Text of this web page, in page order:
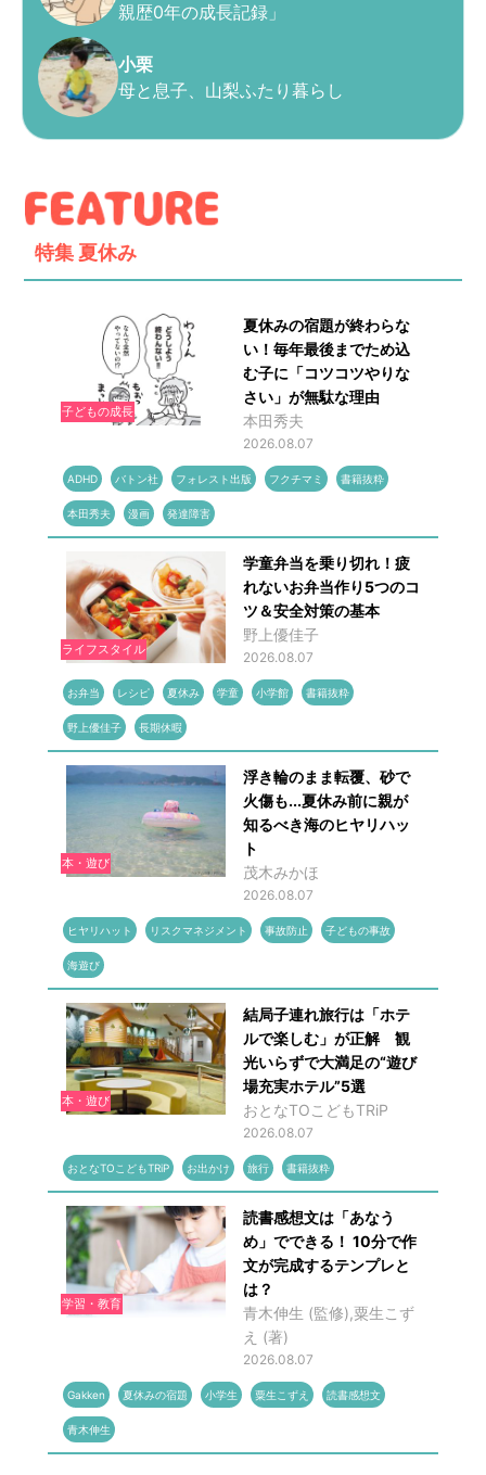
親歴0年の成長記録」
小栗
母と息子、山梨ふたり暮らし
特集 夏休み
子どもの成長
夏休みの宿題が終わらな
い！毎年最後までため込
む子に「コツコツやりな
さい」が無駄な理由
本田秀夫
2026.08.07
ADHD バトン社 フォレスト出版 フクチマミ 書籍抜粋
本田秀夫 漫画 発達障害
ライフスタイル
学童弁当を乗り切れ！疲
れないお弁当作り5つのコ
ツ＆安全対策の基本
野上優佳子
2026.08.07
お弁当 レシピ 夏休み 学童 小学館 書籍抜粋
野上優佳子 長期休暇
本・遊び
浮き輪のまま転覆、砂で
火傷も...夏休み前に親が
知るべき海のヒヤリハッ
ト
茂木みかほ
2026.08.07
ヒヤリハット リスクマネジメント 事故防止 子どもの事故
海遊び
本・遊び
結局子連れ旅行は「ホテ
ルで楽しむ」が正解 観
光いらずで大満足の“遊び
場充実ホテル”5選
おとなTOこどもTRiP
2026.08.07
おとなTOこどもTRiP お出かけ 旅行 書籍抜粋
学習・教育
読書感想文は「あなう
め」でできる！ 10分で作
文が完成するテンプレと
は？
青木伸生 (監修),粟生こず
え (著)
2026.08.07
Gakken 夏休みの宿題 小学生 粟生こずえ 読書感想文
青木伸生